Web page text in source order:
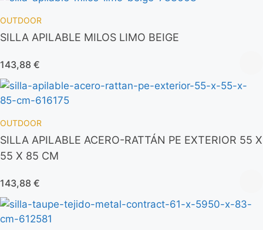
OUTDOOR
SILLA APILABLE MILOS LIMO BEIGE
143,88 €
OUTDOOR
SILLA APILABLE ACERO-RATTÁN PE EXTERIOR 55 X
55 X 85 CM
143,88 €